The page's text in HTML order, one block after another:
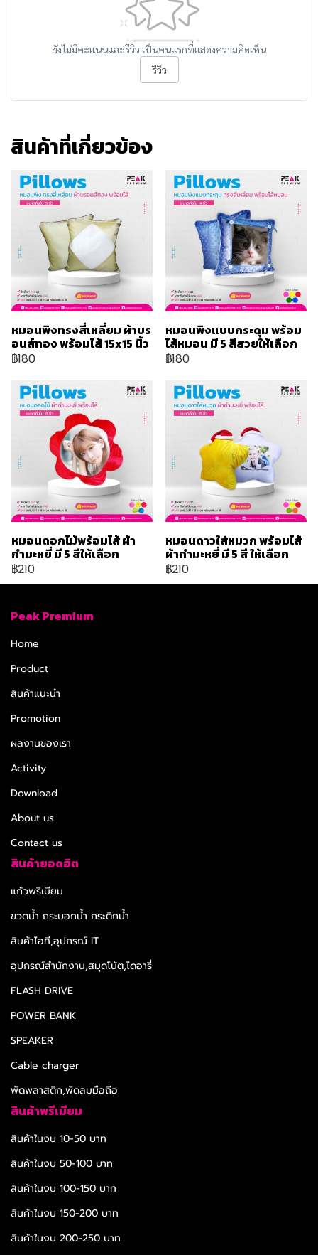
ยังไม่มีคะแนนและรีวิว เป็นคนแรกที่แสดงความคิดเห็น
รีวิว
สินค้าที่เกี่ยวข้อง
หมอนพิงทรงสี่เหลี่ยม ผ้าบร
อนส์ทอง พร้อมไส้ 15x15 นิ้ว
฿180
หมอนพิงแบบกระดุม พร้อม
ไส้หมอน มี 5 สีสวยให้เลือก
฿180
หมอนดอกไม้พร้อมไส้ ผ้า
กำมะหยี่ มี 5 สีให้เลือก
฿210
หมอนดาวใส่หมวก พร้อมไส้
ผ้ากำมะหยี่ มี 5 สี ให้เลือก
฿210
Peak Premium
Home
Product
สินค้าแนะนำ
Promotion
ผลงานของเรา
Activity
Download
About us
Contact us
สินค้ายอดฮิต
แก้วพรีเมียม
ขวดน้ำ กระบอกน้ำ กระติกน้ำ
สินค้าไอที,อุปกรณ์ IT
อุปกรณ์สำนักงาน,สมุดโน้ต,ไดอารี่
FLASH DRIVE
POWER BANK
SPEAKER
Cable charger
พัดพลาสติก,พัดลมมือถือ
สินค้าพรีเมียม
สินค้าในงบ 10-50 บาท
สินค้าในงบ 50-100 บาท
สินค้าในงบ 100-150 บาท
สินค้าในงบ 150-200 บาท
สินค้าในงบ 200-250 บาท